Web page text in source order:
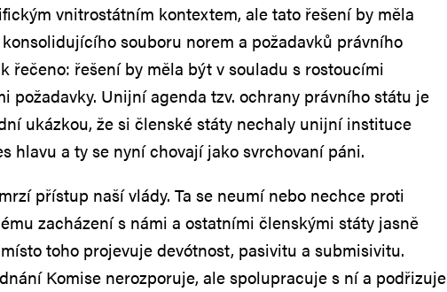
vnitrostátním kontextem, ale tato řešení by měla
souboru norem a požadavků právního
řečeno: řešení by měla být v souladu s rostoucími
požadavky. Unijní agenda tzv. ochrany právního státu je
ukázkou, že si členské státy nechaly unijní instituce
hlavu a ty se nyní chovají jako svrchovaní páni.
přístup naší vlády. Ta se neumí nebo nechce proti
zacházení s námi a ostatními členskými státy jasně
toho projevuje devótnost, pasivitu a submisivitu.
Komise nerozporuje, ale spolupracuje s ní a podřizuje